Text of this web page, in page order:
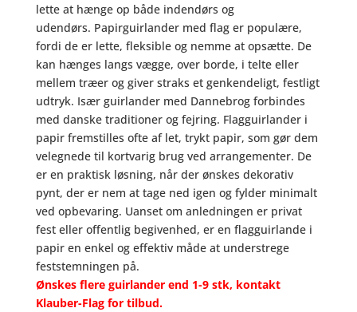
lette at hænge op både indendørs og
udendørs. Papirguirlander med flag er populære,
fordi de er lette, fleksible og nemme at opsætte. De
kan hænges langs vægge, over borde, i telte eller
mellem træer og giver straks et genkendeligt, festligt
udtryk. Især guirlander med Dannebrog forbindes
med danske traditioner og fejring. Flagguirlander i
papir fremstilles ofte af let, trykt papir, som gør dem
velegnede til kortvarig brug ved arrangementer. De
er en praktisk løsning, når der ønskes dekorativ
pynt, der er nem at tage ned igen og fylder minimalt
ved opbevaring. Uanset om anledningen er privat
fest eller offentlig begivenhed, er en flagguirlande i
papir en enkel og effektiv måde at understrege
feststemningen på.
Ønskes flere guirlander end 1-9 stk, kontakt
Klauber-Flag for tilbud.